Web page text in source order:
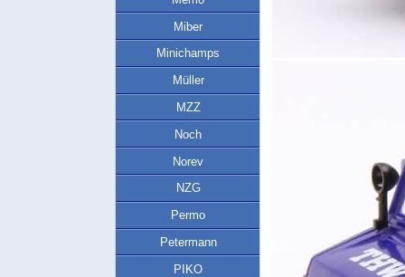
Miber
Minichamps
Müller
MZZ
Noch
Norev
NZG
Permo
Petermann
PIKO